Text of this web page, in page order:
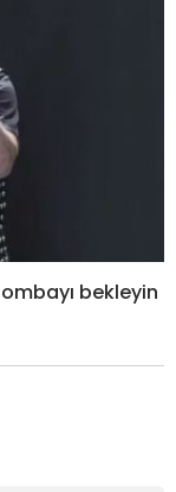
bekleyin